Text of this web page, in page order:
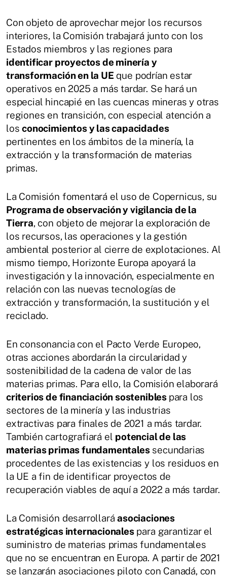
Con objeto de aprovechar mejor los recursos
interiores, la Comisión trabajará junto con los
Estados miembros y las regiones para
identificar proyectos de minería y
transformación en la UE que podrían estar
operativos en 2025 a más tardar. Se hará un
especial hincapié en las cuencas mineras y otras
regiones en transición, con especial atención a
losconocimientos y las capacidades
pertinentes en los ámbitos de la minería, la
extracción y la transformación de materias
primas.
La Comisión fomentará el uso de Copernicus, su
Programa de observación y vigilancia de la
Tierra, con objeto de mejorar la exploración de
los recursos, las operaciones y la gestión
ambiental posterior al cierre de explotaciones. Al
mismo tiempo, Horizonte Europa apoyará la
investigación y la innovación, especialmente en
relación con las nuevas tecnologías de
extracción y transformación, la sustitución y el
reciclado.
En consonancia con el Pacto Verde Europeo,
otras acciones abordarán la circularidad y
sostenibilidad de la cadena de valor de las
materias primas. Para ello, la Comisión elaborará
criterios de financiación sostenibles para los
sectores de la minería y las industrias
extractivas para finales de 2021 a más tardar.
También cartografiará el potencial de las
materias primas fundamentalessecundarias
procedentes de las existencias y los residuos en
la UE a fin de identificar proyectos de
recuperación viables de aquí a 2022 a más tardar.
La Comisión desarrollaráasociaciones
estratégicas internacionalespara garantizar el
suministro de materias primas fundamentales
que no se encuentran en Europa. A partir de 2021
se lanzarán asociaciones piloto con Canadá, con